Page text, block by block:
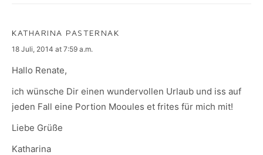
KATHARINA PASTERNAK
says:
18 Juli, 2014 at 7:59 a.m.
Hallo Renate,
ich wünsche Dir einen wundervollen Urlaub und iss auf
jeden Fall eine Portion Mooules et frites für mich mit!
Liebe Grüße
Katharina